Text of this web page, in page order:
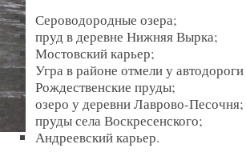
Сероводородные озера;
пруд в деревне Нижняя Вырка;
Мостовский карьер;
Угра в районе отмели у
Рождественские пруды;
озеро у деревни Лаврово-Песочня;
пруды села Воскресенского;
Андреевский карьер.